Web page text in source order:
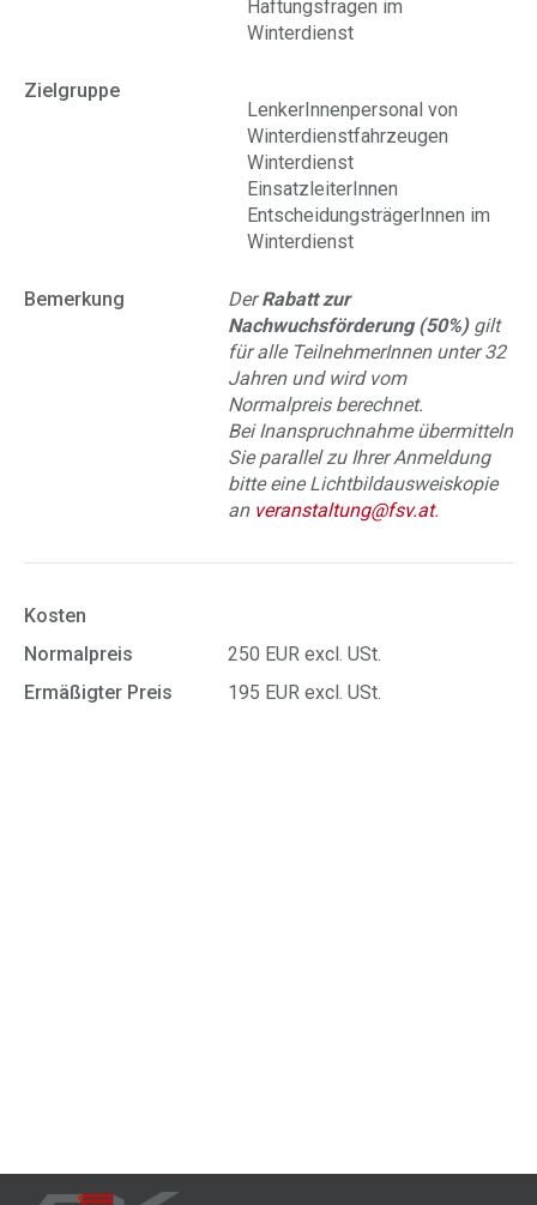
Haftungsfragen im
Winterdienst
Zielgruppe
LenkerInnenpersonal von
Winterdienstfahrzeugen
Winterdienst
EinsatzleiterInnen
EntscheidungsträgerInnen im
Winterdienst
Bemerkung DerRabatt zur
Nachwuchsförderung (50%)gilt
für alle TeilnehmerInnen unter 32
Jahren und wird vom
Normalpreis berechnet.
Bei Inanspruchnahme übermitteln
Sie parallel zu Ihrer Anmeldung
bitte eine Lichtbildausweiskopie
an veranstaltung@fsv.at.
Kosten
Normalpreis
250 EUR excl. USt.
Ermäßigter Preis
195 EUR excl. USt.